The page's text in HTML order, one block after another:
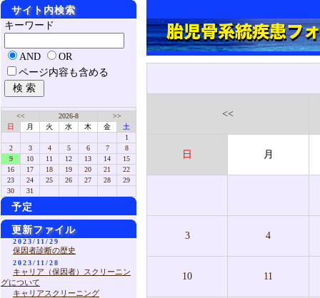
<<
日 月
3 4
10 11
サイト内検索
キーワード
AND
OR
ページ内容も含める
<< 2026-8
>>
日
月 火 水 木 金
土
1
2
3 4 5 6 7
8
9
10 11 12 13 14
15
16
17 18 19 20 21
22
23
24 25 26 27 28
29
30
31
予定
更新ファイル
2023/11/29
保因者診断の歴史
2023/11/28
キャリア（保因者）スクリーニン
グについて
キャリアスクリーニング